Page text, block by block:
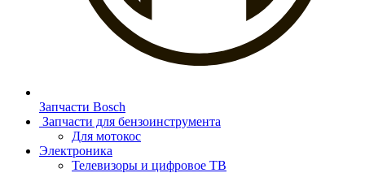
Запчасти Bosch
Запчасти для бензоинструмента
Для мотокос
Электроника
Телевизоры и цифровое ТВ